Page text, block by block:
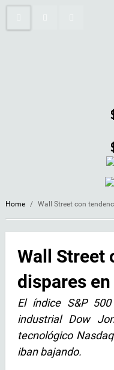
Home / Wall Street con
Wall Street
dispares
El índice S&P
industrial Dow
tecnológico
iban bajando.